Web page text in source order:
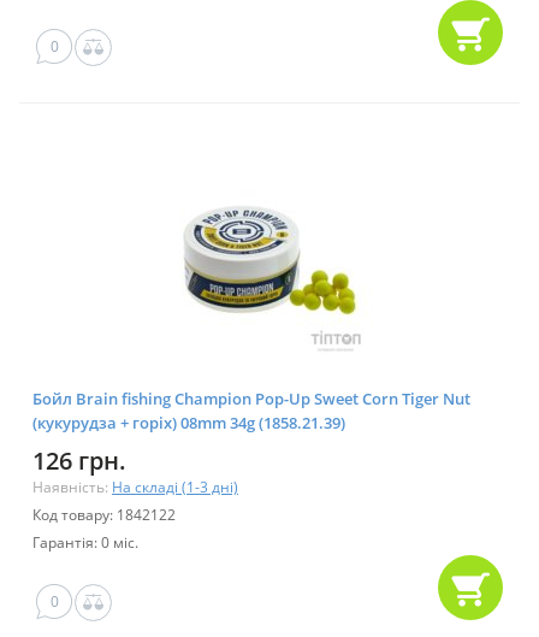
0
Бойл Brain fishing Champion Pop-Up Sweet Corn Tiger Nut
(кукурудза + горіх) 08mm 34g (1858.21.39)
126 грн.
Наявність: На складі (1-3 дні)
Код товару: 1842122
Гарантія: 0 міс.
0